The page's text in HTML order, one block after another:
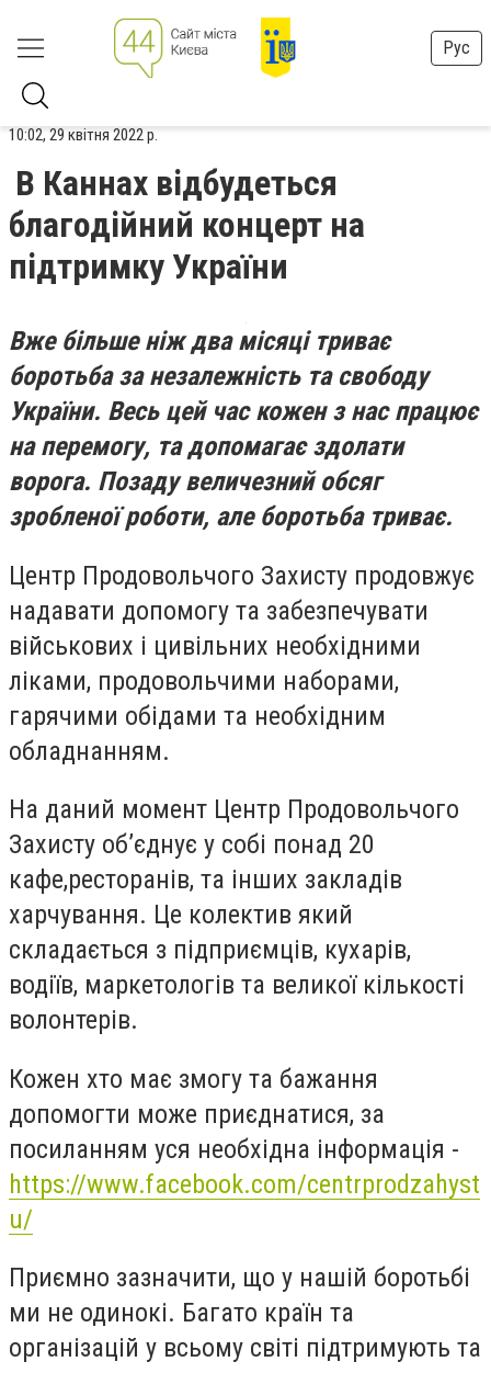
Рус
10:02, 29 квітня 2022 р.
В Каннах відбудеться
благодійний концерт на
підтримку України
Вже більше ніж два місяці триває
боротьба за незалежність та свободу
України. Весь цей час кожен з нас працює
на перемогу, та допомагає здолати
ворога. Позаду величезний обсяг
зробленої роботи, але боротьба триває.
Центр Продовольчого Захисту продовжує
надавати допомогу та забезпечувати
військових і цивільних необхідними
ліками, продовольчими наборами,
гарячими обідами та необхідним
обладнанням.
На даний момент Центр Продовольчого
Захисту об’єднує у собі понад 20
кафе,ресторанів, та інших закладів
харчування. Це колектив який
складається з підприємців, кухарів,
водіїв, маркетологів та великої кількості
волонтерів.
Кожен хто має змогу та бажання
допомогти може приєднатися, за
посиланням уся необхідна інформація -
https://www.facebook.com/centrprodzahyst
u/
Приємно зазначити, що у нашій боротьбі
ми не одинокі. Багато країн та
організацій у всьому світі підтримують та